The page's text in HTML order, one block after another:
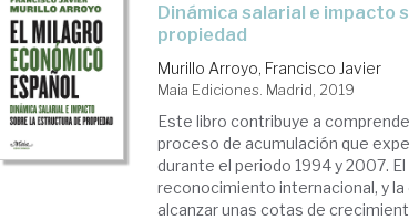
dinámica salarial e impacto sobre la estructura de
propiedad
Murillo Arroyo, Francisco Javier
Maia Ediciones. Madrid, 2019
Este libro contribuye a
proceso de acumulación que
durante el periodo 1994 y 2007.
reconocimiento internacional, y
alcanzar unas cotas de